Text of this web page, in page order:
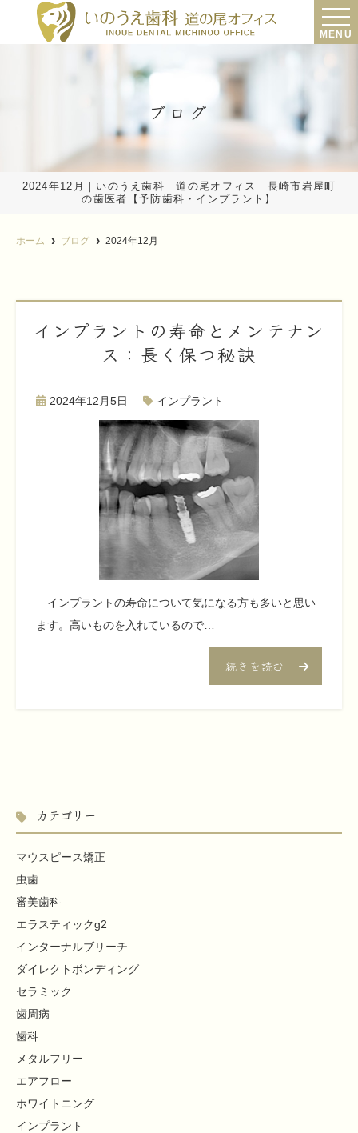
MENU
ブログ
2024年12月｜いのうえ歯科 道の尾オフィス｜長崎市岩屋町
の歯医者【予防歯科・インプラント】
ホーム ブログ 2024年12月
インプラントの寿命とメンテナン
ス：長く保つ秘訣
2024年12月5日 インプラント
インプラントの寿命について気になる方も多いと思い
ます。高いものを入れているので…
続きを読む
カテゴリー
マウスピース矯正
虫歯
審美歯科
エラスティックg2
インターナルブリーチ
ダイレクトボンディング
セラミック
歯周病
歯科
メタルフリー
エアフロー
ホワイトニング
インプラント